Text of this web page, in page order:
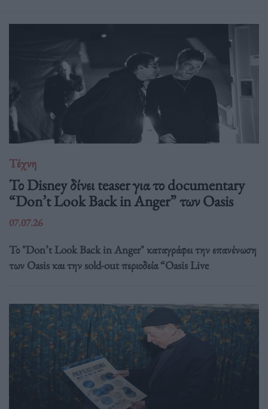
Τέχνη
Το Disney δίνει teaser για το documentary
“Don’t Look Back in Anger” των Oasis
07.07.26
Το "Don’t Look Back in Anger" καταγράφει την επανένωση
των Oasis και την sold-out περιοδεία “Oasis Live